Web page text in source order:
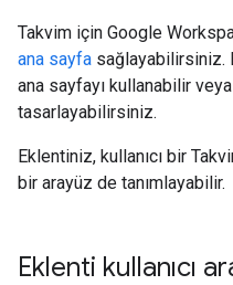
Takvim için Google
ana sayfa sağlayabilirsiniz.
ana sayfayı kullanabilir
tasarlayabilirsiniz.
Eklentiniz, kullanıcı bir
bir arayüz de tanımlayabilir.
Eklenti kullanıcı